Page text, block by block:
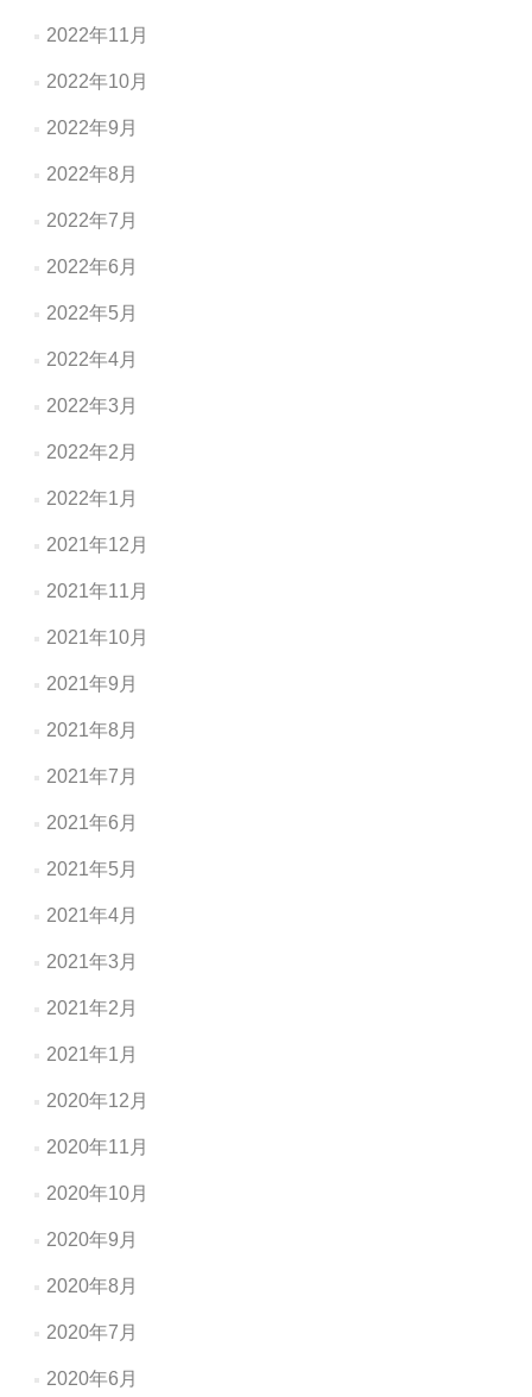
2022年11月
2022年10月
2022年9月
2022年8月
2022年7月
2022年6月
2022年5月
2022年4月
2022年3月
2022年2月
2022年1月
2021年12月
2021年11月
2021年10月
2021年9月
2021年8月
2021年7月
2021年6月
2021年5月
2021年4月
2021年3月
2021年2月
2021年1月
2020年12月
2020年11月
2020年10月
2020年9月
2020年8月
2020年7月
2020年6月